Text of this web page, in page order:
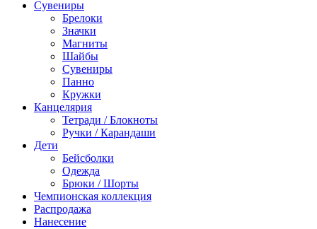
Сувениры
Брелоки
Значки
Магниты
Шайбы
Сувениры
Панно
Кружки
Канцелярия
Тетради / Блокноты
Ручки / Карандаши
Дети
Бейсболки
Одежда
Брюки / Шорты
Чемпионская коллекция
Распродажа
Нанесение